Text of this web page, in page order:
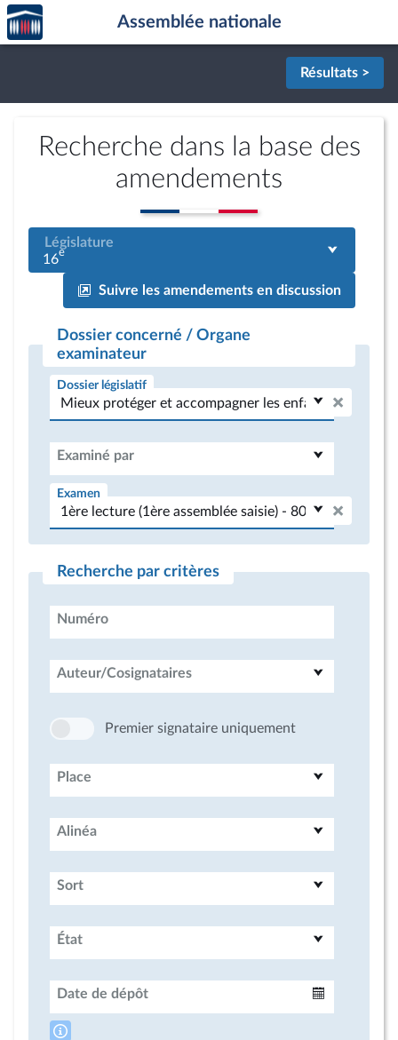
Aller au contenu
Aller en bas de la page
Accèder
à la
page
Assemblée nationale
Résultats >
Recherche dans la base des
amendements
Législature
16e
Suivre les amendements en discussion
Dossier concerné / Organe
examinateur
Dossier législatif
Examiné par
Examen
Recherche par critères
Numéro
Auteur/Cosignataires
Premier signataire uniquement
Place
Alinéa
Sort
État
Date de dépôt